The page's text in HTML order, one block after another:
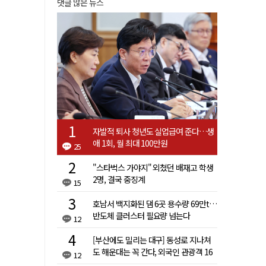
댓글 많은 뉴스
25
자발적 퇴사 청년도 실업급여 준다…생
애 1회, 월 최대 100만원
15
"스타벅스 가야지" 외쳤던 배재고 학생
2명, 결국 중징계
12
호남서 백지화된 댐 6곳 용수량 69만t…
반도체 클러스터 필요량 넘는다
12
[부산에도 밀리는 대구] 동성로 지나쳐
도 해운대는 꼭 간다, 외국인 관광객 16